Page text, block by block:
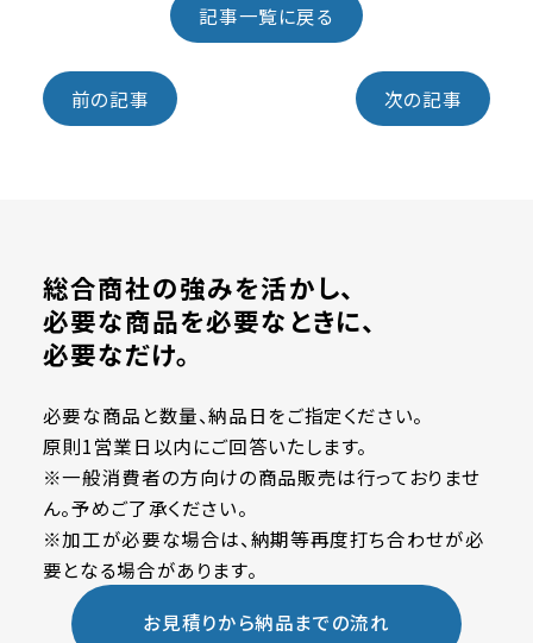
前の記事
記事一覧に戻る
次の記事
総合商社の強みを活かし、
必要な商品を必要なときに、
必要なだけ。
必要な商品と数量、納品日をご指定ください。
原則1営業日以内にご回答いたします。
※一般消費者の方向けの商品販売は行っておりませ
ん。予めご了承ください。
※加工が必要な場合は、納期等再度打ち合わせが必
要となる場合があります。
お見積りから納品までの流れ